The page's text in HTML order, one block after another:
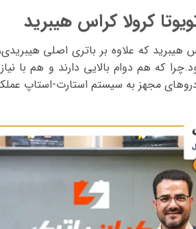
کرولا کراس هیبرید
که هم دوام بالایی دارند و هم با
مجهز به سیستم استارت-استاپ
ویدیو